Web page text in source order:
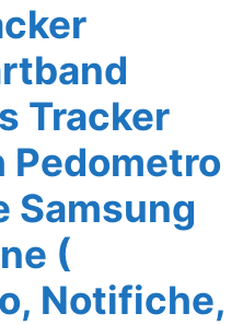
Tracker
Pedometro
Samsung
(
Notifiche,